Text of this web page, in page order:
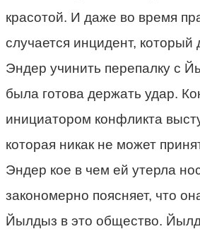
красотой. И даже во время
случается инцидент, который
Эндер учинить перепалку с
была готова держать удар.
инициатором конфликта
которая никак не может
Эндер кое в чем ей утерла
закономерно поясняет, что
Йылдыз в это общество.